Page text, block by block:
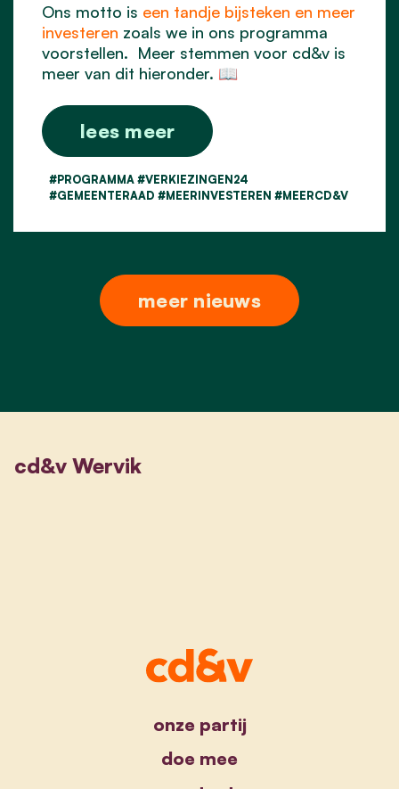
Ons motto is een tandje bijsteken en meer
investeren zoals we in ons programma
voorstellen. Meer stemmen voor cd&v is
meer van dit hieronder. 📖
lees meer
#PROGRAMMA #VERKIEZINGEN24
#GEMEENTERAAD #MEERINVESTEREN #MEERCD&V
meer nieuws
cd&v Wervik
onze partij
doe mee